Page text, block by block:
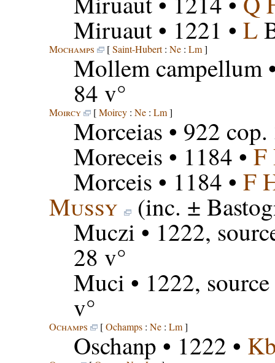
Miruaut• 1221 • L
Mochamps [Saint-Hubert: Ne: Lm]
Mollem campellum
84 v°
Moircy [Moircy: Ne: Lm]
Morceias • 922
Moreceis • 1184 •F
Morceis • 1184 • F
Mussy (inc. ±
Muczi • 1222,
28 v°
Muci • 1222,
v°
Ochamps [Ochamps: Ne: Lm]
Oschanp • 1222 •